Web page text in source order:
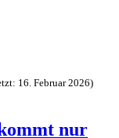
16. Februar 2026)
nur